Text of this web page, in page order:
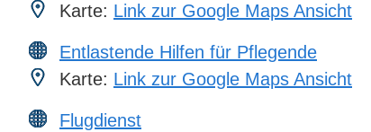
Karte: Link zur Google Maps Ansicht
Entlastende Hilfen für Pflegende
Karte: Link zur Google Maps Ansicht
Flugdienst